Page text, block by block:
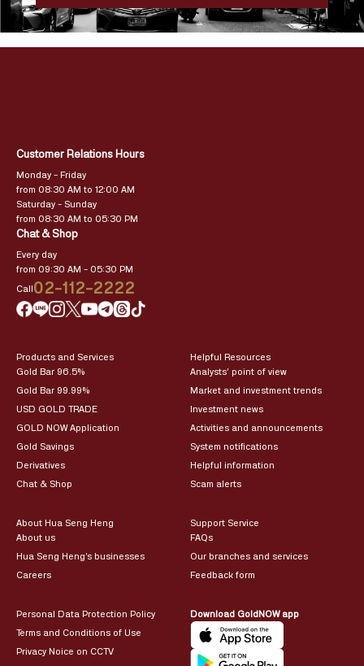
Customer Relations Hours
Monday – Friday
from 08:30 AM to 12:00 AM
Saturday – Sunday
from 08:30 AM to 05:30 PM
Chat & Shop
Every day
from 09:30 AM – 05:30 PM
Call02-112-2222
Products and Services
Gold Bar 96.5%
Gold Bar 99.99%
USD GOLD TRADE
GOLD NOW Application
Gold Savings
Derivatives
Chat & Shop
Helpful Resources
Analysts’ point of view
Market and investment trends
Investment news
Activities and announcements
System notifications
Helpful information
Scam alerts
About Hua Seng Heng
About us
Hua Seng Heng’s businesses
Careers
Support Service
FAQs
Our branches and services
Feedback form
Personal Data Protection Policy
Terms and Conditions of Use
Privacy Noice on CCTV
Download GoldNOW app